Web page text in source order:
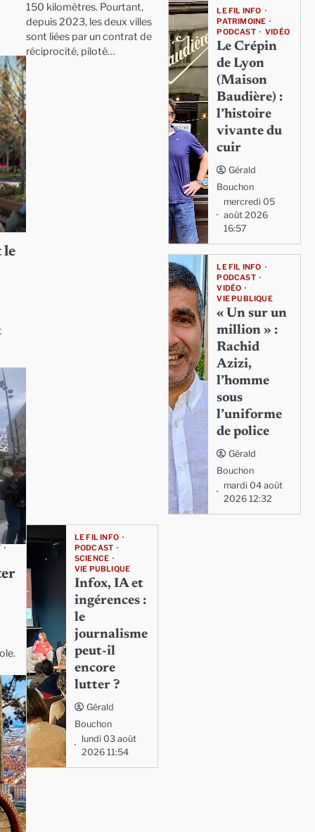
le
150 kilomètres. Pourtant,
depuis 2023, les deux villes
sont liées par un contrat de
réciprocité, piloté…
LE FIL INFO
PATRIMOINE
PODCAST
VIDÉO
Le Crépin
de Lyon
(Maison
Baudière) :
l’histoire
vivante du
cuir
Gérald
Bouchon
mercredi 05
août 2026
16:57
LE FIL INFO
PODCAST
VIDÉO
VIE PUBLIQUE
« Un sur un
million » :
Rachid
Azizi,
l’homme
sous
l’uniforme
de police
Gérald
Bouchon
mardi 04 août
2026 12:32
LE FIL INFO
PODCAST
SCIENCE
VIE PUBLIQUE
Infox, IA et
ingérences :
le
journalisme
peut-il
encore
lutter ?
Gérald
Bouchon
lundi 03 août
2026 11:54